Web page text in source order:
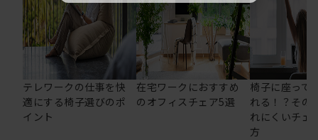
テレワークの仕事を快
適にする椅子選びのポ
イント
在宅ワークにおすすめ
のオフィスチェア5選
椅子に座って
れる！？その
れにくいチェ
方